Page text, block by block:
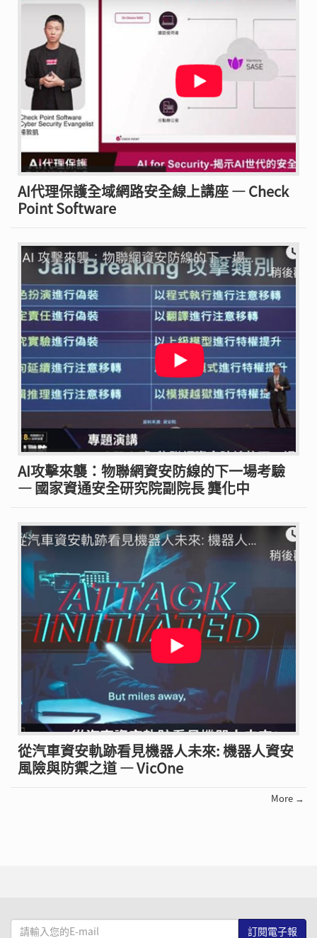
AI代理保護全域網路安全線上講座 — Check
Point Software
AI攻擊來襲：物聯網資安防線的下一場考驗
— 國家資通安全研究院副院長 龔化中
從汽車資安軌跡看見機器人未來: 機器人資安
風險與防禦之道 — VicOne
More →
請